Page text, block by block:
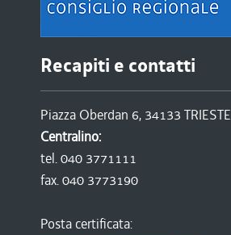
Recapiti e contatti
Piazza Oberdan 6, 34133 TRIESTE
Centralino:
tel. 040 3771111
fax. 040 3773190
Posta certificata: